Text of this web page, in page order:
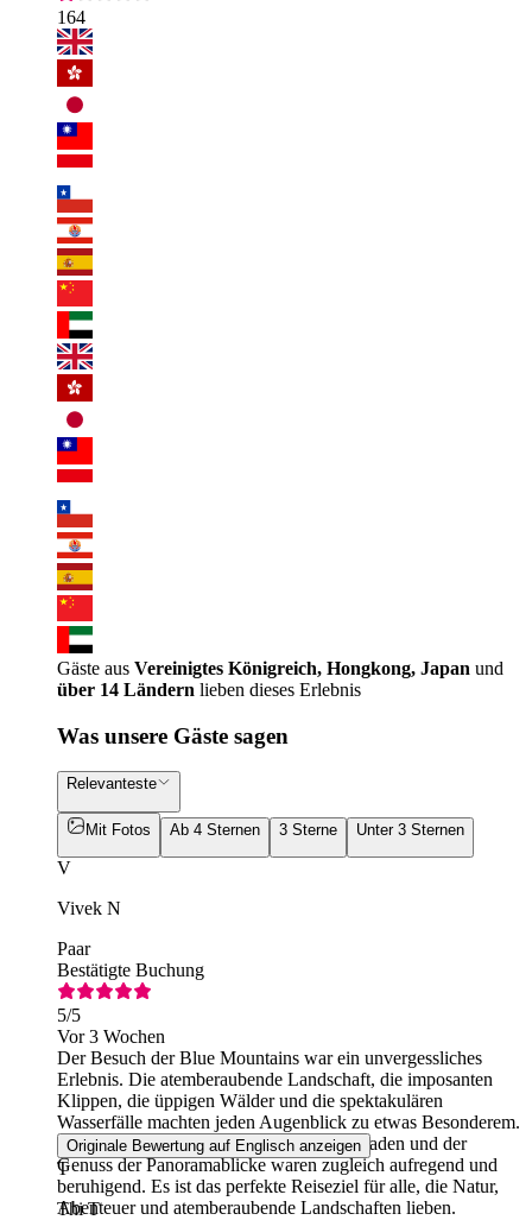
164
Gäste aus Vereinigtes Königreich, Hongkong, Japan und
über 14 Ländern lieben dieses Erlebnis
Was unsere Gäste sagen
Relevanteste
Mit Fotos Ab 4 Sternen 3 Sterne Unter 3 Sternen
V
Vivek N
Paar
Bestätigte Buchung
5/5
Vor 3 Wochen
Der Besuch der Blue Mountains war ein unvergessliches
Erlebnis. Die atemberaubende Landschaft, die imposanten
Klippen, die üppigen Wälder und die spektakulären
Wasserfälle machten jeden Augenblick zu etwas Besonderem.
Die Wanderungen auf den malerischen Pfaden und der
Genuss der Panoramablicke waren zugleich aufregend und
beruhigend. Es ist das perfekte Reiseziel für alle, die Natur,
Abenteuer und atemberaubende Landschaften lieben.
Originale Bewertung auf Englisch anzeigen
T
Thi T